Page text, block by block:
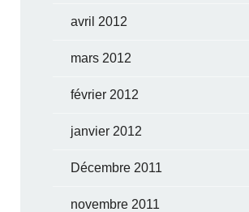
avril 2012
mars 2012
février 2012
janvier 2012
Décembre 2011
novembre 2011